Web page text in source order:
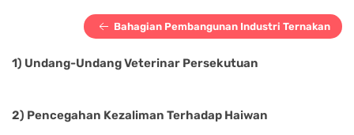
Bahagian Pembangunan Industri Ternakan
1) Undang-Undang Veterinar Persekutuan
2) Pencegahan Kezaliman Terhadap Haiwan